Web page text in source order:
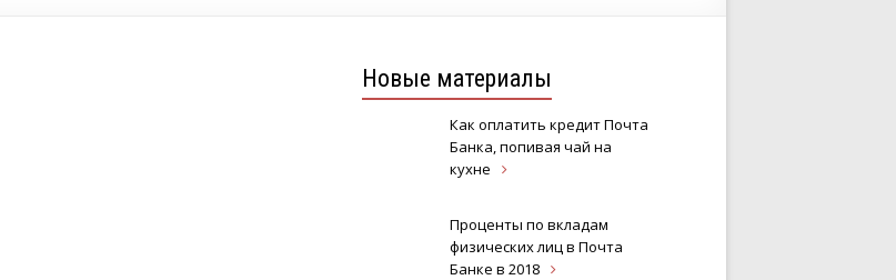
Новые материалы
Как оплатить кредит Почта
Банка, попивая чай на
кухне
Проценты по вкладам
физических лиц в Почта
Банке в2018